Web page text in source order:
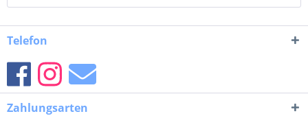
Telefon
Zahlungsarten